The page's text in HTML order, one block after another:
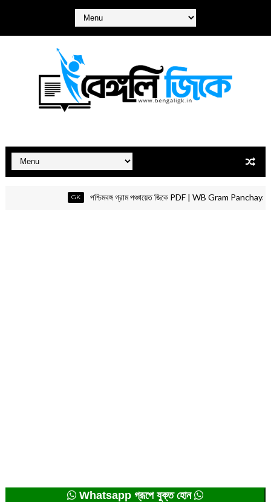
পশ্চিমবঙ্গ গ্রাম পঞ্চায়েত জিকে PDF | WB Gram Panchayat
Whatsapp গ্রূপে যুক্ত হোন